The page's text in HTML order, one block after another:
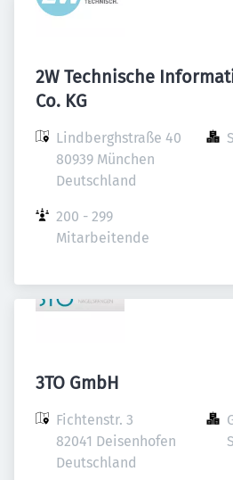
2W Technische
Co. KG
Lindberghstraße 40
80939 München
Deutschland
200 - 299
Mitarbeitende
3TO GmbH
Fichtenstr. 3
82041 Deisenhofen
Deutschland